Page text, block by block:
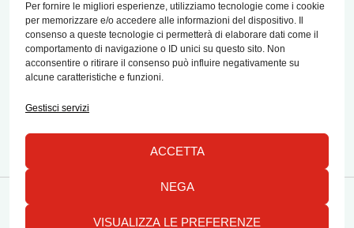
Per fornire le migliori esperienze, utilizziamo tecnologie come i cookie
per memorizzare e/o accedere alle informazioni del dispositivo. Il
consenso a queste tecnologie ci permetterà di elaborare dati come il
comportamento di navigazione o ID unici su questo sito. Non
acconsentire o ritirare il consenso può influire negativamente su
alcune caratteristiche e funzioni.
Gestisci servizi
ACCETTA
NEGA
VISUALIZZA LE PREFERENZE
Chi Siamo
Contatti
Termini e condizioni di vendita e reso